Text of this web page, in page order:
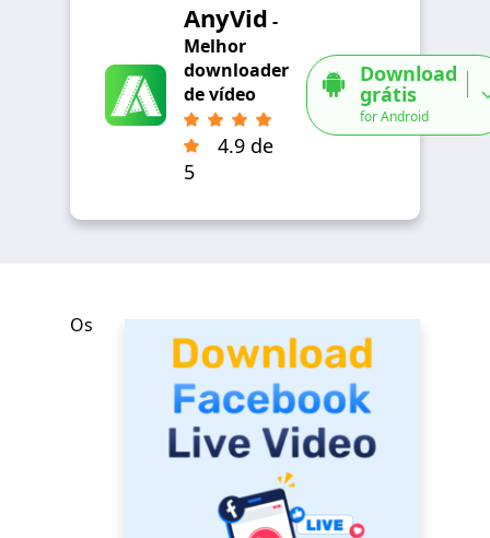
AnyVid -
Melhor
downloader
de vídeo
4.9 de
5
Download
grátis
for Android
Os